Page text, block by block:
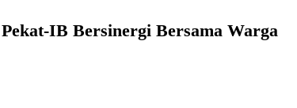
IB Bersinergi Bersama Warga